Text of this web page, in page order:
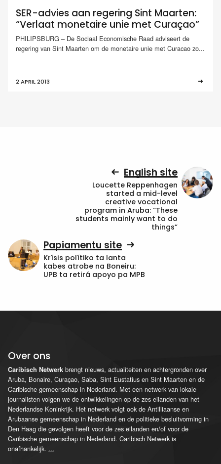
SER-advies aan regering Sint Maarten:
“Verlaat monetaire unie met Curaçao”
PHILIPSBURG – De Sociaal Economische Raad adviseert de
regering van Sint Maarten om de monetaire unie met Curacao zo...
2 APRIL 2013
English site
Loucette Reppenhagen
started a mid-level
creative vocational
program in Aruba: “These
students mainly want to do
things”
Papiamentu site
Krísis polítiko ta lanta
kabes atrobe na Boneiru:
UPB ta retirá apoyo pa MPB
Over ons
Caribisch Netwerk brengt nieuws, actualiteiten en achtergronden over
Aruba, Bonaire, Curaçao, Saba, Sint Eustatius en Sint Maarten en de
Caribische gemeenschap in Nederland. Met een netwerk van lokale
journalisten volgen we de ontwikkelingen op de zes eilanden van het
Nederlandse Koninkrijk. Het netwerk volgt ook de Antilliaanse en
Arubaanse gemeenschap in Nederland en de politieke besluitvorming in
Den Haag die gevolgen heeft voor de zes eilanden en/of voor de
Caribische gemeenschap in Nederland. Caribisch Netwerk is
onafhankelijk. ...